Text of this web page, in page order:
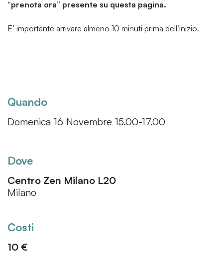
“prenota ora” presente su questa pagina.
E’ importante arrivare almeno 10 minuti prima dell’inizio.
Quando
Domenica 16 Novembre 15.00-17.00
Dove
Centro Zen Milano L20
Milano
Costi
10 €